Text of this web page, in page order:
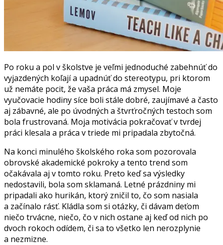
Po roku a pol v školstve je veľmi jednoduché zabehnúť do
vyjazdených koľají a upadnúť do stereotypu, pri ktorom
už nemáte pocit, že vaša práca má zmysel. Moje
vyučovacie hodiny síce boli stále dobré, zaujímavé a často
aj zábavné, ale po úvodných a štvrťročných testoch som
bola frustrovaná. Moja motivácia pokračovať v tvrdej
práci klesala a práca v triede mi pripadala zbytočná.
Na konci minulého školského roka som pozorovala
obrovské akademické pokroky a tento trend som
očakávala aj v tomto roku. Preto keď sa výsledky
nedostavili, bola som sklamaná. Letné prázdniny mi
pripadali ako hurikán, ktorý zničil to, čo som nasiala
a začínalo rásť. Kládla som si otázky, či dávam deťom
niečo trvácne, niečo, čo v nich ostane aj keď od nich po
dvoch rokoch odídem, či sa to všetko len nerozplynie
a nezmizne.